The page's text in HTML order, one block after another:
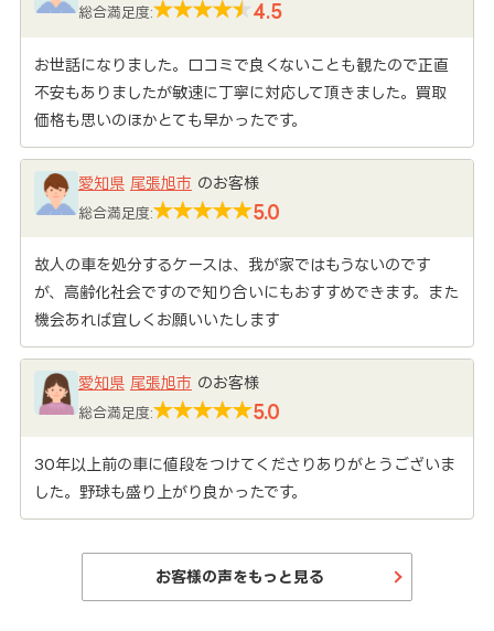
総合満足度: 4.5
お世話になりました。口コミで良くないことも観たので正直
不安もありましたが敏速に丁寧に対応して頂きました。買取
価格も思いのほかとても早かったです。
愛知県 尾張旭市 のお客様
総合満足度: 5.0
故人の車を処分するケースは、我が家ではもうないのです
が、高齢化社会ですので知り合いにもおすすめできます。また
機会あれば宜しくお願いいたします
愛知県 尾張旭市 のお客様
総合満足度: 5.0
30年以上前の車に値段をつけてくださりありがとうございま
した。野球も盛り上がり良かったです。
お客様の声をもっと見る